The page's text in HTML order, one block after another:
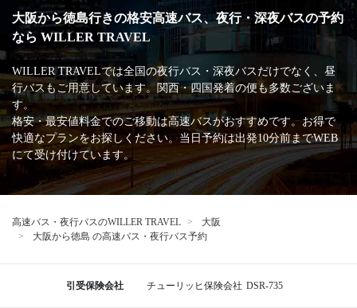
大阪から徳島行きの格安高速バス、夜行・深夜バスの予約
なら WILLER TRAVEL
WILLER TRAVELでは全国の夜行バス・深夜バスだけでなく、昼
行バスもご用意しています。関西・四国発着の便も多数ございま
す。
格安・最安値料金でのご移動は高速バスがおすすめです。お得で
快適なプランをお探しください。当日予約は出発10分前までWEB
にて受け付けています。
高速バス・夜行バスのWILLER TRAVEL
大阪
大阪から徳島 の高速バス・夜行バス予約
引受保険会社 チューリッヒ保険会社 DSR-735